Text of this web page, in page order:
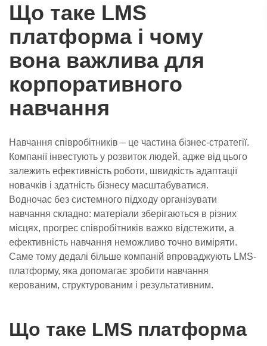
Що таке LMS
платформа і чому
вона важлива для
корпоративного
навчання
Навчання співробітників – це частина бізнес-стратегії.
Компанії інвестують у розвиток людей, адже від цього
залежить ефективність роботи, швидкість адаптації
новачків і здатність бізнесу масштабуватися.
Водночас без системного підходу організувати
навчання складно: матеріали зберігаються в різних
місцях, прогрес співробітників важко відстежити, а
ефективність навчання неможливо точно виміряти.
Саме тому дедалі більше компаній впроваджують LMS-
платформу, яка допомагає зробити навчання
керованим, структурованим і результативним.
Що таке LMS платформа